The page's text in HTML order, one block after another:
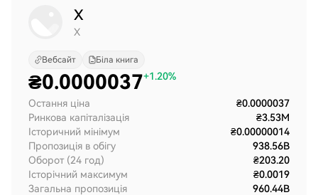
X
X
Вебсайт Біла книга
₴0.0000037+1.20%
Остання ціна
₴0.0000037
Ринкова капіталізація
₴3.53M
Історичний мінімум
₴0.00000014
Пропозиція в обігу
938.56B
Оборот (24 год)
₴203.20
Історічний максимум
₴0.0019
Загальна пропозиція
960.44B